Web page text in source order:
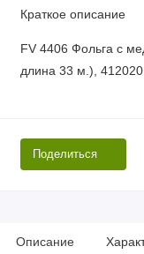
Краткое описание
FV 4406 Фольга с
длина 33 м.),
Поделиться
Описание